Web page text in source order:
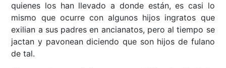
quienes los han llevado a donde están, es casi lo
mismo que ocurre con algunos hijos ingratos que
exilian a sus padres en ancianatos, pero al tiempo se
jactan y pavonean diciendo que son hijos de fulano
de tal.